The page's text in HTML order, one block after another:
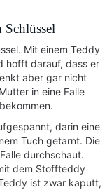
Mit einem Teddy
hofft darauf, dass er
aber gar nicht
in eine Falle
darin eine
Tuch getarnt. Die
durchschaut.
dem Stoffteddy
ist zwar kaputt,